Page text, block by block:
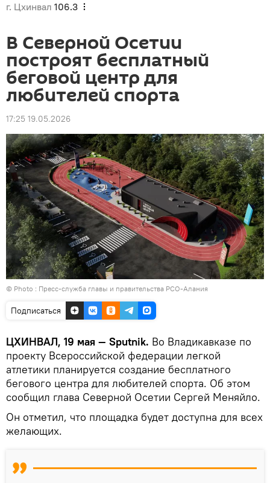
г. Цхинвал 106.3
В Северной Осетии
построят бесплатный
беговой центр для
любителей спорта
17:25 19.05.2026
© Photo : Пресс-служба главы и правительства РСО-Алания
Подписаться
ЦХИНВАЛ, 19 мая — Sputnik. Во Владикавказе по
проекту Всероссийской федерации легкой
атлетики планируется создание бесплатного
бегового центра для любителей спорта. Об этом
сообщил глава Северной Осетии Сергей Меняйло.
Он отметил, что площадка будет доступна для всех
желающих.